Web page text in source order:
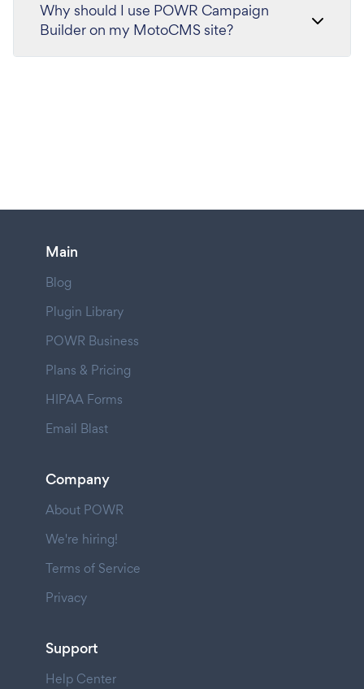
Why should I use POWR Campaign
Builder on my MotoCMS site?
Main
Blog
Plugin Library
POWR Business
Plans & Pricing
HIPAA Forms
Email Blast
Company
About POWR
We're hiring!
Terms of Service
Privacy
Support
Help Center